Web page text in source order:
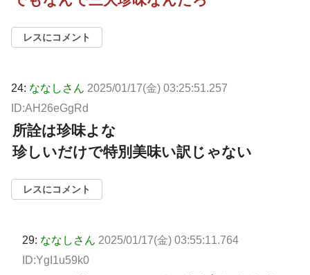
レスにコメント
24: ななしさん 2025/01/17(金) 03:25:51.257
ID:AH26eGgRd
所詮は珍味よな
珍しいだけで特別美味い訳じゃない
レスにコメント
29: ななしさん 2025/01/17(金) 03:55:11.764
ID:YgI1u59k0